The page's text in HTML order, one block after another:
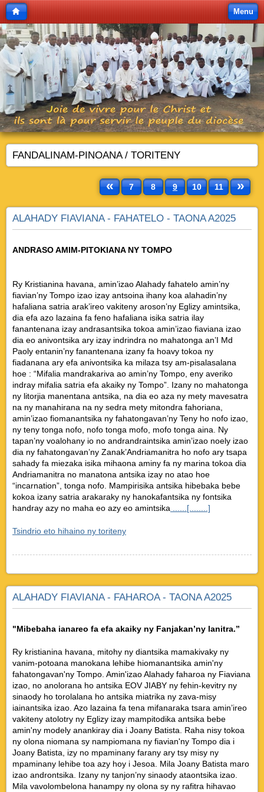
Menu
FANDALINAM-PINOANA / TORITENY
« 7 8 9 10 11 »
ALAHADY FIAVIANA - FAHATELO - TAONA A2025
ANDRASO AMIM-PITOKIANA NY TOMPO
Ry Kristianina havana, amin’izao Alahady fahatelo amin’ny
fiavian’ny Tompo izao izay antsoina ihany koa alahadin’ny
hafaliana satria arak’ireo vakiteny aroson’ny Eglizy amintsika,
dia efa azo lazaina fa feno hafaliana isika satria ilay
fanantenana izay andrasantsika tokoa amin’izao fiaviana izao
dia eo anivontsika ary izay indrindra no mahatonga an’I Md
Paoly entanin’ny fanantenana izany fa hoavy tokoa ny
fiadanana ary efa anivontsika ka milaza tsy am-pisalasalana
hoe : “Mifalia mandrakariva ao amin’ny Tompo, eny averiko
indray mifalia satria efa akaiky ny Tompo”. Izany no mahatonga
ny litorjia manentana antsika, na dia eo aza ny mety mavesatra
na ny manahirana na ny sedra mety mitondra fahoriana,
amin’izao fiomanantsika ny fahatongavan’ny Teny ho nofo izao,
ny teny tonga nofo, nofo tonga mofo, mofo tonga aina. Ny
tapan’ny voalohany io no andrandraintsika amin’izao noely izao
dia ny fahatongavan’ny Zanak’Andriamanitra ho nofo ary tsapa
sahady fa miezaka isika mihaona aminy fa ny marina tokoa dia
Andriamanitra no manatona antsika izay no atao hoe
“incarnation”, tonga nofo. Mampirisika antsika hibebaka bebe
kokoa izany satria arakaraky ny hanokafantsika ny fontsika
handray azy no maha eo azy eo amintsika ......[........]
Tsindrio eto hihaino ny toriteny
ALAHADY FIAVIANA - FAHAROA - TAONA A2025
"Mibebaha ianareo fa efa akaiky ny Fanjakan’ny lanitra.”
Ry kristianina havana, mitohy ny diantsika mamakivaky ny
vanim-potoana manokana lehibe hiomanantsika amin'ny
fahatongavan'ny Tompo. Amin'izao Alahady faharoa ny Fiaviana
izao, no anolorana ho antsika EOV JIABY ny fehin-kevitry ny
sinaody ho torolalana ho antsika miatrika ny zava-misy
iainantsika izao. Azo lazaina fa tena mifanaraka tsara amin’ireo
vakiteny atolotry ny Eglizy izay mampitodika antsika bebe
amin'ny modely anankiray dia i Joany Batista. Raha nisy tokoa
ny olona niomana sy nampiomana ny fiavian'ny Tompo dia i
Joany Batista, izy no mpaminany farany ary tsy misy ny
mpaminany lehibe toa azy hoy i Jesoa. Mila Joany Batista maro
izao androntsika. Izany ny tanjon’ny sinaody ataontsika izao.
Mila vavolombelona hanampy ny olona sy ny rafitra hihavao